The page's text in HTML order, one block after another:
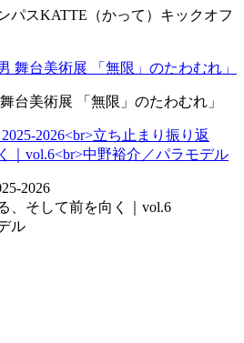
パスKATTE（かって）キックオフ
台美術展 「無限」のたわむれ」
2026
、そして前を向く｜vol.6
ル